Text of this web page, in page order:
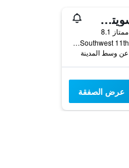
أتويل سويتس ميامي بريكيل باي آيتش جي
ممتاز 8.1
145 Southwest 11th Street, ميامي, FL, الولايات المتحدة الأميريكية
عرض الصفقة